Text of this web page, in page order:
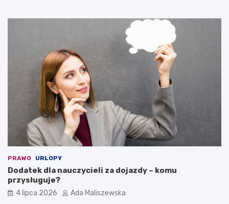
PRAWO URLOPY
Dodatek dla nauczycieli za dojazdy – komu
przysługuje?
4 lipca 2026 Ada Maliszewska